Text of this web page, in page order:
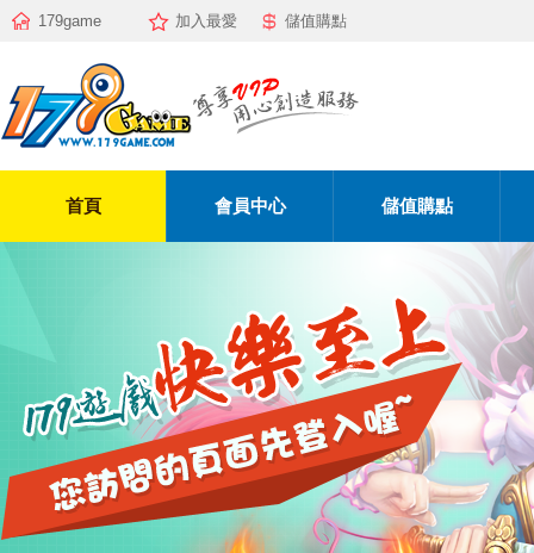
179game 加入最愛 儲值購點
首頁 會員中心 儲值購點